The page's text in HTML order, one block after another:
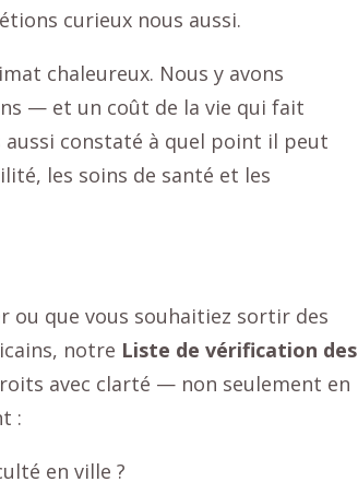
curieux nous aussi.
chaleureux. Nous y avons
— et un coût de la vie qui fait
aussi constaté à quel point il peut
les soins de santé et les
ou que vous souhaitiez sortir des
notre Liste de vérification des
avec clarté — non seulement en
:
en ville ?